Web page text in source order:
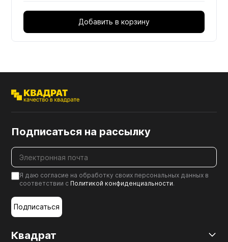
Добавить в корзину
Квадрат
Подписаться на рассылку
Я даю согласие на обработку своих персональных данных в
соответствии с Политикой конфиденциальности.
Подписаться